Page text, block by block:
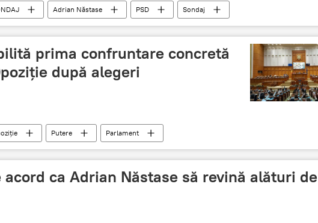
Adrian Năstase PSD
Sondaj
Dragnea. Criza din PSD
prima confruntare concretă
după alegeri
Putere Parlament
ca Adrian Năstase să revină alături de